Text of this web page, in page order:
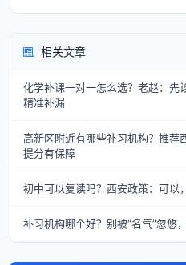
相关文章
化学补课一对一怎么选？老赵：先
精准补漏
高新区附近有哪些补习机构？推荐
提分有保障
初中可以复读吗？西安政策：可以
补习机构哪个好？别被“名气”忽悠